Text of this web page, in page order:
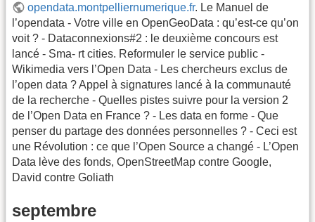
opendata.montpelliernumerique.fr. Le Manuel de
l’opendata - Votre ville en OpenGeoData : qu’est-ce qu’on
voit ? - Dataconnexions#2 : le deuxième concours est
lancé - Sma- rt cities. Reformuler le service public -
Wikimedia vers l’Open Data - Les chercheurs exclus de
l’open data ? Appel à signatures lancé à la communauté
de la recherche - Quelles pistes suivre pour la version 2
de l’Open Data en France ? - Les data en forme - Que
penser du partage des données personnelles ? - Ceci est
une Révolution : ce que l’Open Source a changé - L’Open
Data lève des fonds, OpenStreetMap contre Google,
David contre Goliath
septembre